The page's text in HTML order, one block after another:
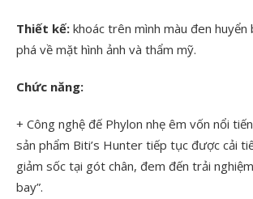
Thiết kế: khoác trên mình màu đen
phá về mặt hình ảnh và thẩm mỹ.
Chức năng:
+ Công nghệ đế Phylon nhẹ êm vốn nổi
sản phẩm Biti’s Hunter tiếp tục được cải
giảm sốc tại gót chân, đem đến trải
bay”.